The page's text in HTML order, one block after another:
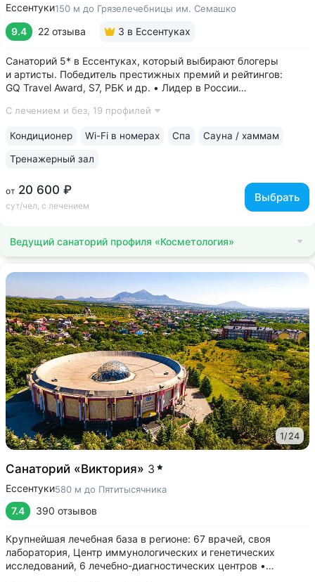
Ессентуки150 м до Грязелечебницы им. Семашко
9.4 22 отзыва 3 в Ессентуках
Санаторий 5* в Ессентуках, который выбирают блогеры
и артисты. Победитель престижных премий и рейтингов:
GQ Travel Award, S7, РБК и др. • Лидер в России
целлюлита и вен «Эндосфера», коррекция фигуры Tesla
С лечением и без, 19 профилей
от 20 600 ₽
сут/чел, с лечением
Выбрать
Кондиционер Wi-Fi в номерах Спа Сауна / хаммам
Тренажерный зал
Ведущий санаторий профиля «Косметология»
1/24
Санаторий «Виктория» 3
Ессентуки580 м до Пятитысячника
7.4 390 отзывов
Крупнейшая лечебная база в регионе: 67 врачей, своя
лаборатория, Центр иммунологических и генетических
исследований, 6 лечебно-диагностических центров •